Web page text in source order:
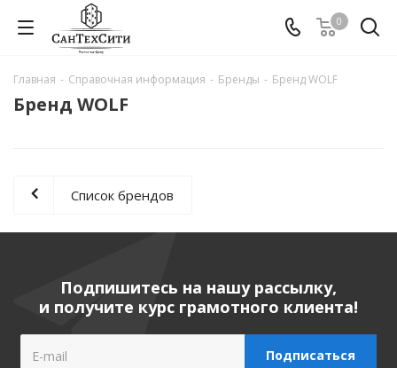
0
Главная - Справочная информация - Бренды - Бренд WOLF
Бренд WOLF
Список брендов
Подпишитесь на нашу рассылку,
и получите курс грамотного клиента!